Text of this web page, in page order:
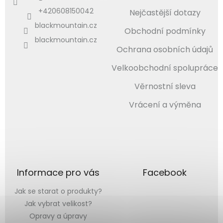
+420608150042
blackmountain.cz
blackmountain.cz
Nejčastější dotazy
Obchodní podmínky
Ochrana osobních údajů
Velkoobchodní spolupráce
Věrnostní sleva
Vrácení a výměna
Informace pro vás
Jak se starat o produkty?
Jak vybrat velikost?
Opravy a úpravy
Facebook